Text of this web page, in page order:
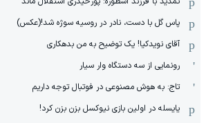
پاس گل با دست، نادر در روسیه سوژه شد!(عکس)
آقای نویدکیا! یک توضیح به من بدهکاری
رونمایی از سه دستگاه وار سیار
تاج: به هوش مصنوعی در فوتبال توجه داریم
یایسله در اولین بازی نیوکسل بزن بزن کرد!